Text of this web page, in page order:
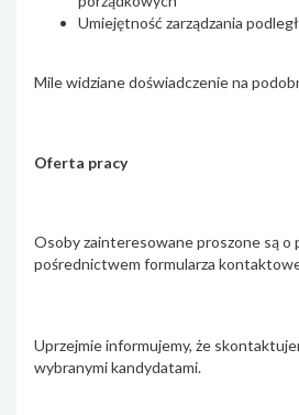
Umiejętność zarządzania
Mile widziane doświadczenie na
Oferta pracy
Osoby zainteresowane proszone są o
pośrednictwem formularza
Uprzejmie informujemy, że
wybranymi kandydatami.